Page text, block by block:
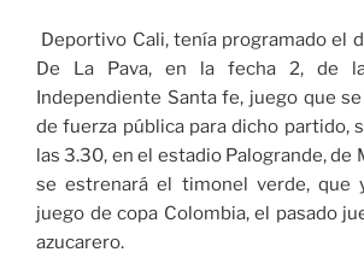
Deportivo Cali, tenía programado el
De La Pava, en la fecha 2, de
Independiente Santa fe, juego que
de fuerza pública para dicho partido,
las 3.30, en el estadio Palogrande, de
se estrenará el timonel verde, que
juego de copa Colombia, el pasado
azucarero.